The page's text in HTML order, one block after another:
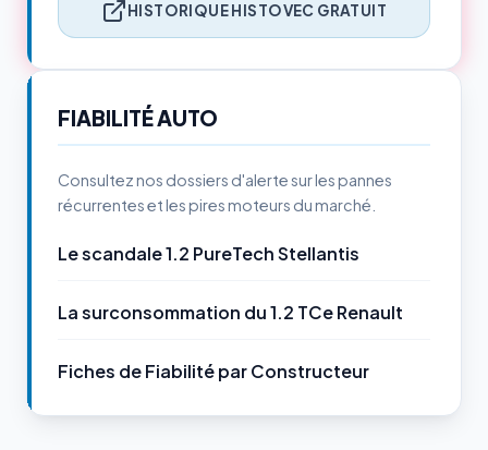
HISTORIQUE HISTOVEC GRATUIT
FIABILITÉ AUTO
Consultez nos dossiers d'alerte sur les pannes
récurrentes et les pires moteurs du marché.
Le scandale 1.2 PureTech Stellantis
La surconsommation du 1.2 TCe Renault
Fiches de Fiabilité par Constructeur